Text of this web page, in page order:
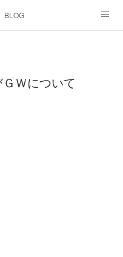
BLOG
Ｗについて